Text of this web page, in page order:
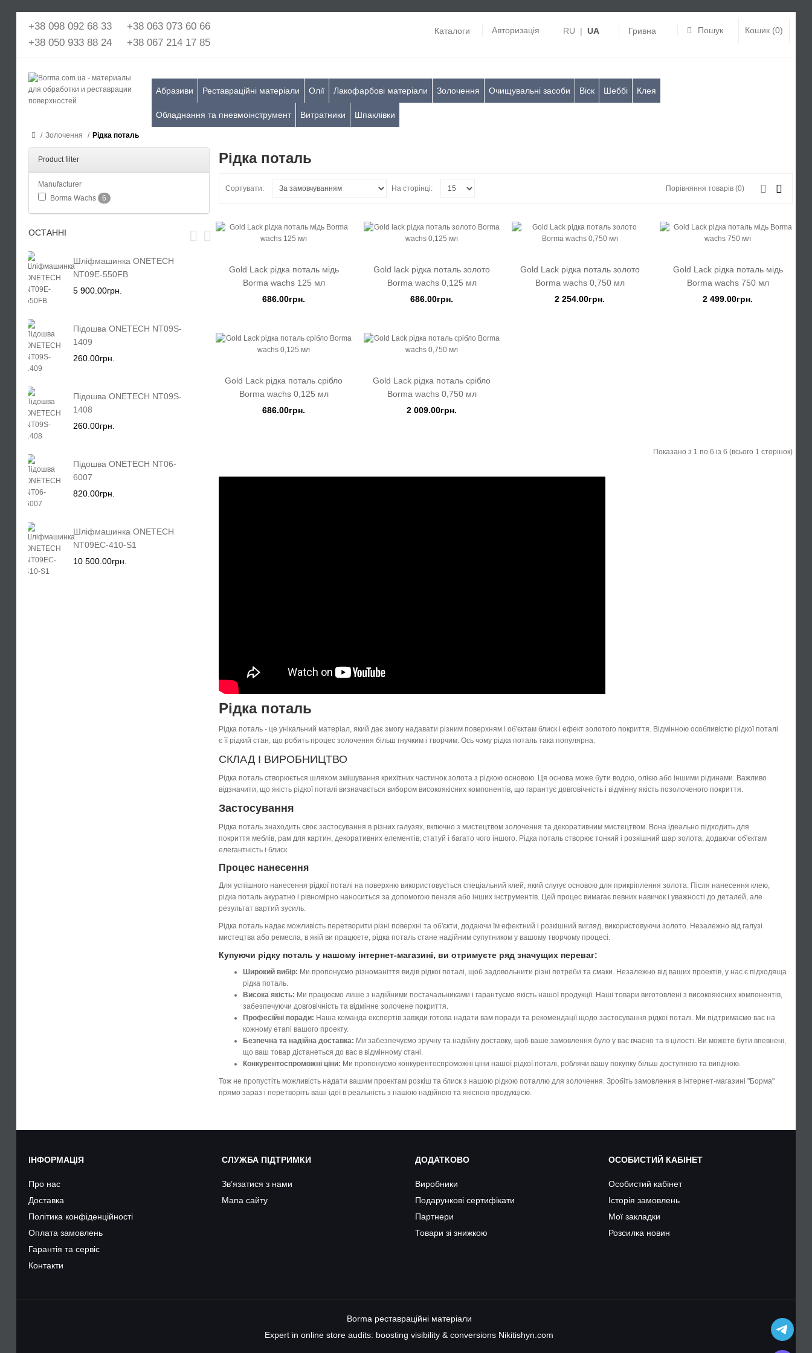
+38 098 092 68 33
+38 063 073 60 66
+38 050 933 88 24
+38 067 214 17 85
Каталоги Авторизація RU | UA Гривна Пошук Кошик (0)
Абразиви Реставраційні матеріали Олії Лакофарбові матеріали Золочення Очищувальні засоби Віск Шеббі Клея
Обладнання та пневмоінструмент Витратники Шпаклівки
Золочення Рідка поталь
Product filter
Manufacturer
Borma Wachs
6
ОСТАННІ
Шліфмашинка ONETECH
NT09E-550FB
5 900.00грн.
Підошва ONETECH NT09S-
1409
260.00грн.
Підошва ONETECH NT09S-
1408
260.00грн.
Підошва ONETECH NT06-
6007
820.00грн.
Шліфмашинка ONETECH
NT09EC-410-S1
10 500.00грн.
Рідка поталь
Порівняння товарів (0)
Сортувати: На сторінці:
Gold Lack рідка поталь мідь
Borma wachs 125 мл
686.00грн.
Gold lack рідка поталь золото
Borma wachs 0,125 мл
686.00грн.
Gold Lack рідка поталь золото
Borma wachs 0,750 мл
2 254.00грн.
Gold Lack рідка поталь мідь
Borma wachs 750 мл
2 499.00грн.
Gold Lack рідка поталь срібло
Borma wachs 0,125 мл
686.00грн.
Gold Lack рідка поталь срібло
Borma wachs 0,750 мл
2 009.00грн.
Показано з 1 по 6 із 6 (всього 1 сторінок)
Рідка поталь
Рідка поталь - це унікальний матеріал, який дає змогу надавати різним поверхням і об'єктам блиск і ефект золотого покриття. Відмінною особливістю рідкої поталі
є її рідкий стан, що робить процес золочення більш гнучким і творчим. Ось чому рідка поталь така популярна.
СКЛАД І ВИРОБНИЦТВО
Рідка поталь створюється шляхом змішування крихітних частинок золота з рідкою основою. Ця основа може бути водою, олією або іншими рідинами. Важливо
відзначити, що якість рідкої поталі визначається вибором високоякісних компонентів, що гарантує довговічність і відмінну якість позолоченого покриття.
Застосування
Рідка поталь знаходить своє застосування в різних галузях, включно з мистецтвом золочення та декоративним мистецтвом. Вона ідеально підходить для
покриття меблів, рам для картин, декоративних елементів, статуй і багато чого іншого. Рідка поталь створює тонкий і розкішний шар золота, додаючи об'єктам
елегантність і блиск.
Процес нанесення
Для успішного нанесення рідкої поталі на поверхню використовується спеціальний клей, який слугує основою для прикріплення золота. Після нанесення клею,
рідка поталь акуратно і рівномірно наноситься за допомогою пензля або інших інструментів. Цей процес вимагає певних навичок і уважності до деталей, але
результат вартий зусиль.
Рідка поталь надає можливість перетворити різні поверхні та об'єкти, додаючи їм ефектний і розкішний вигляд, використовуючи золото. Незалежно від галузі
мистецтва або ремесла, в якій ви працюєте, рідка поталь стане надійним супутником у вашому творчому процесі.
Купуючи рідку поталь у нашому інтернет-магазині, ви отримуєте ряд значущих переваг:
Широкий вибір: Ми пропонуємо різноманіття видів рідкої поталі, щоб задовольнити різні потреби та смаки. Незалежно від ваших проектів, у нас є підходяща
рідка поталь.
Висока якість: Ми працюємо лише з надійними постачальниками і гарантуємо якість нашої продукції. Наші товари виготовлені з високоякісних компонентів,
забезпечуючи довговічність та відмінне золочене покриття.
Професійні поради: Наша команда експертів завжди готова надати вам поради та рекомендації щодо застосування рідкої поталі. Ми підтримаємо вас на
кожному етапі вашого проекту.
Безпечна та надійна доставка: Ми забезпечуємо зручну та надійну доставку, щоб ваше замовлення було у вас вчасно та в цілості. Ви можете бути впевнені,
що ваш товар дістанеться до вас в відмінному стані.
Конкурентоспроможні ціни: Ми пропонуємо конкурентоспроможні ціни нашої рідкої поталі, роблячи вашу покупку більш доступною та вигідною.
Тож не пропустіть можливість надати вашим проектам розкіш та блиск з нашою рідкою поталлю для золочення. Зробіть замовлення в інтернет-магазині "Борма"
прямо зараз і перетворіть ваші ідеї в реальність з нашою надійною та якісною продукцією.
ІНФОРМАЦІЯ
Про нас
Доставка
Політика конфіденційності
Оплата замовлень
Гарантія та сервіс
Контакти
СЛУЖБА ПІДТРИМКИ
Зв’язатися з нами
Мапа сайту
ДОДАТКОВО
Виробники
Подарункові сертифікати
Партнери
Товари зі знижкою
ОСОБИСТИЙ КАБІНЕТ
Особистий кабінет
Історія замовлень
Мої закладки
Розсилка новин
Borma реставраційні матеріали
Expert in online store audits: boosting visibility & conversions Nikitishyn.com